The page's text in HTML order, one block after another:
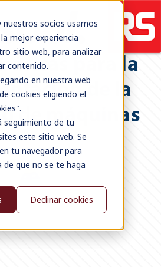
nuestros socios usamos
mejor experiencia
sitio web, para analizar
contenido.
en nuestra web
cookies eligiendo el
seguimiento de tu
este sitio web. Se
tu navegador para
que no se te haga
Declinar cookies
para la
de la
de máquinas